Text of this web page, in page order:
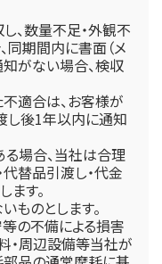
、数量不足・外観不
同期間内に書面（メ
知がない場合、検収
適合は、お客様が
し後1年以内に通知
場合、当社は合理
替品引渡し・代金
す。
ものとします。
の不備による損害
・周辺設備等当社が